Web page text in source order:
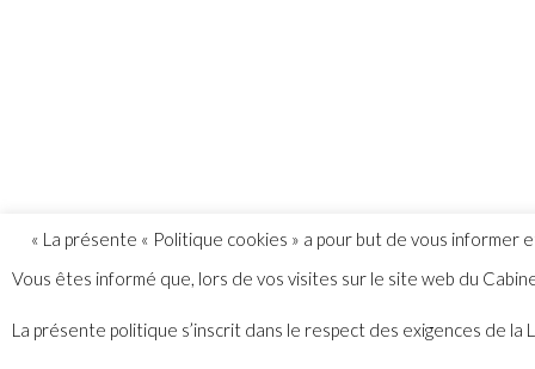
« La présente « Politique cookies » a pour but de vous
Vous êtes informé que, lors de vos visites sur le site web du
La présente politique s’inscrit dans le respect des exigences de